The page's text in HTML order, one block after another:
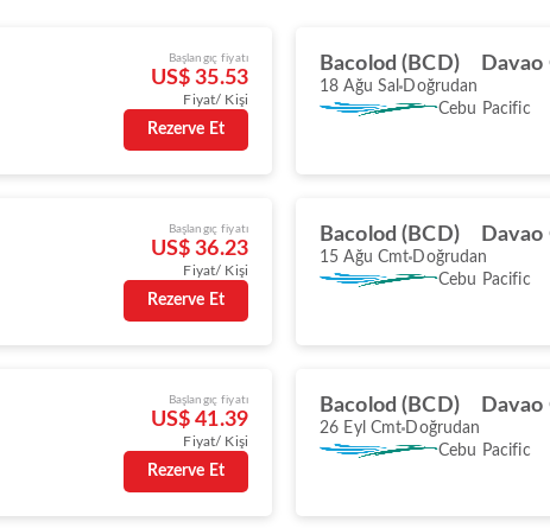
Başlangıç fiyatı
US$ 35.53
Fiyat/ Kişi
Rezerve Et
Bacolod (BCD)
18 Ağu Sal Doğrudan
Cebu Pacific
Başlangıç fiyatı
US$ 36.23
Fiyat/ Kişi
Rezerve Et
Bacolod (BCD)
15 Ağu Cmt Doğrudan
Cebu Pacific
Başlangıç fiyatı
US$ 41.39
Fiyat/ Kişi
Rezerve Et
Bacolod (BCD)
26 Eyl Cmt Doğrudan
Cebu Pacific